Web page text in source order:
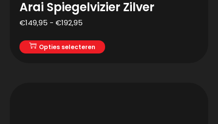
Arai Spiegelvizier Zilver
€149,95 - €192,95
Opties selecteren